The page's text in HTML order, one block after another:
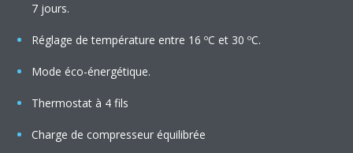
7 jours.
Réglage de température entre 16 ºC et 30 ºC.
Mode éco-énergétique.
Thermostat à 4 fils
Charge de compresseur équilibrée